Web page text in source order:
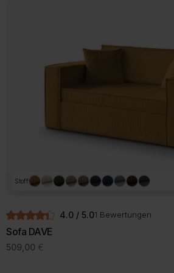
Stoff
4.0 / 5.01 Bewertungen
Sofa DAVE
509,00 €